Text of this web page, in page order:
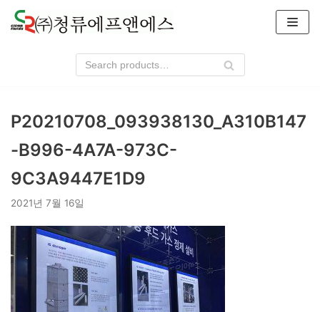
콘
텐
뛰
기
P20210708_093938130_A310B147
-B996-4A7A-973C-
9C3A9447E1D9
2021년 7월 16일